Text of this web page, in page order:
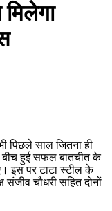
मिलेगा
पिछले साल जितना ही
बीच हुई सफल बातचीत के
इस पर टाटा स्टील के
चौधरी सहित दोनों